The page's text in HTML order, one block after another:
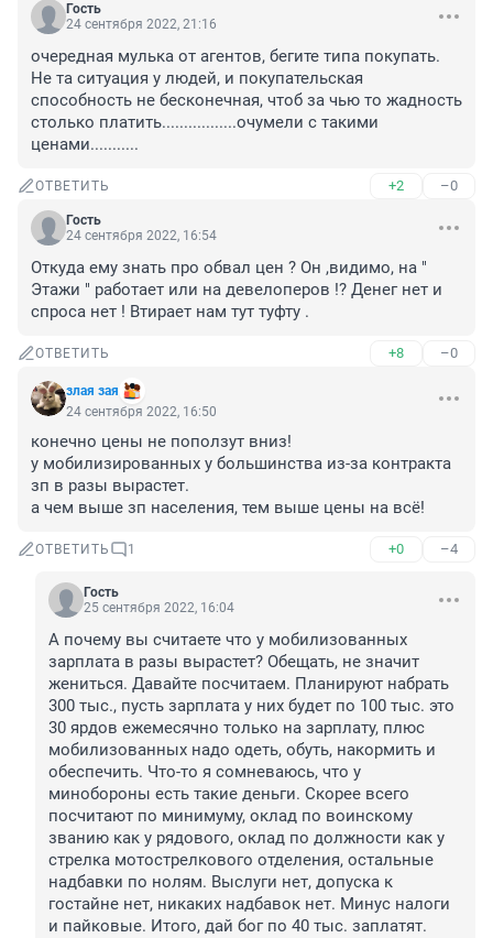
Гость
24 сентября 2022, 21:16
очередная мулька от агентов, бегите типа покупать.
Не та ситуация у людей, и покупательская
способность не бесконечная, чтоб за чью то жадность
столько платить.................очумели с такими
ценами...........
ОТВЕТИТЬ +2 –0
Гость
24 сентября 2022, 16:54
Откуда ему знать про обвал цен ? Он ,видимо, на "
Этажи " работает или на девелоперов !? Денег нет и
спроса нет ! Втирает нам тут туфту .
ОТВЕТИТЬ +8 –0
злая зая
24 сентября 2022, 16:50
конечно цены не поползут вниз!
у мобилизированных у большинства из-за контракта
зп в разы вырастет.
а чем выше зп населения, тем выше цены на всё!
ОТВЕТИТЬ 1 +0 –4
Гость
25 сентября 2022, 16:04
А почему вы считаете что у мобилизованных
зарплата в разы вырастет? Обещать, не значит
жениться. Давайте посчитаем. Планируют набрать
300 тыс., пусть зарплата у них будет по 100 тыс. это
30 ярдов ежемесячно только на зарплату, плюс
мобилизованных надо одеть, обуть, накормить и
обеспечить. Что-то я сомневаюсь, что у
минобороны есть такие деньги. Скорее всего
посчитают по минимуму, оклад по воинскому
званию как у рядового, оклад по должности как у
стрелка мотострелкового отделения, остальные
надбавки по нолям. Выслуги нет, допуска к
гостайне нет, никаких надбавок нет. Минус налоги
и пайковые. Итого, дай бог по 40 тыс. заплатят.